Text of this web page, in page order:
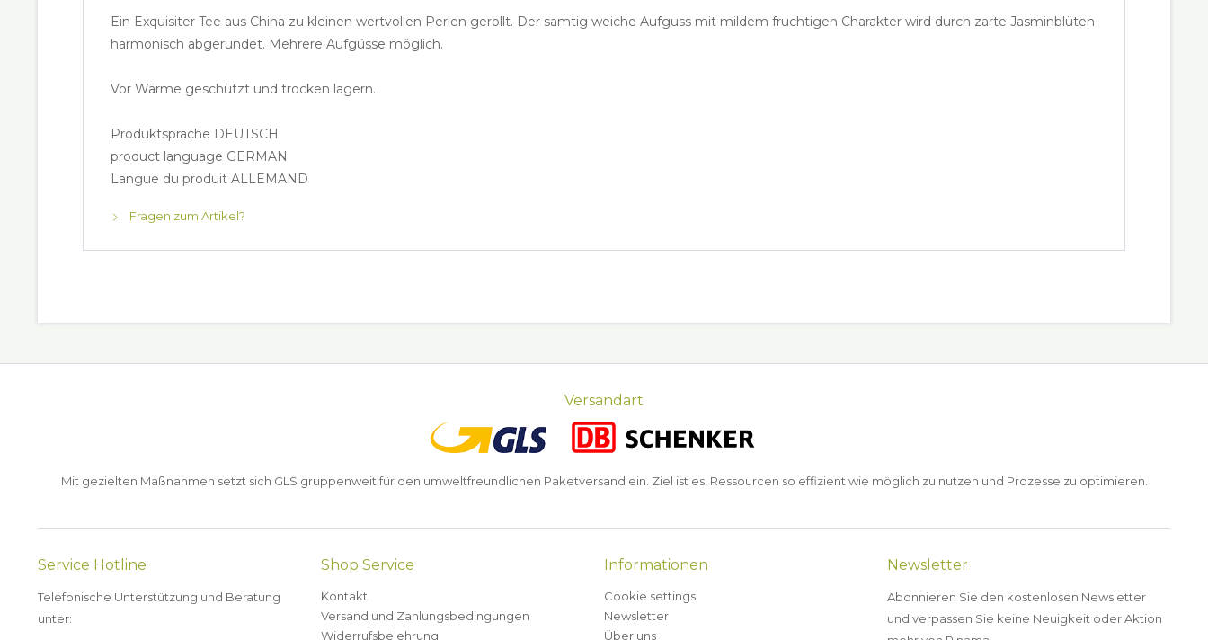
Ein Exquisiter Tee aus China zu kleinen wertvollen Perlen gerollt. Der samtig weiche Aufguss mit mildem fruchtigen Charakter wird durch zarte Jasminblüten
harmonisch abgerundet. Mehrere Aufgüsse möglich.
Vor Wärme geschützt und trocken lagern.
Produktsprache DEUTSCH
product language GERMAN
Langue du produit ALLEMAND
Fragen zum Artikel?
Versandart
Mit gezielten Maßnahmen setzt sich GLS gruppenweit für den umweltfreundlichen Paketversand ein. Ziel ist es, Ressourcen so effizient wie möglich zu nutzen und Prozesse zu optimieren.
Service Hotline
Telefonische Unterstützung und Beratung
unter:
Shop Service
Kontakt
Versand und Zahlungsbedingungen
Widerrufsbelehrung
Informationen
Cookie settings
Newsletter
Über uns
Newsletter
Abonnieren Sie den kostenlosen Newsletter
und verpassen Sie keine Neuigkeit oder Aktion